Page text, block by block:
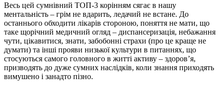
Весь цей сумнівний ТОП-3 корінням сягає в нашу
ментальність – грім не вдарить, ледачий не встане. До
останнього обходити лікарів стороною, поняття не мати, що
таке щорічний медичний огляд – диспансеризація, небажання
чути, цікавитися, знати, забобонні страхи (про це краще не
думати) та інші прояви низької культури в питаннях, що
стосуються самого головного в житті активу – здоров’я,
призводять до дуже сумних наслідків, коли знання приходять
вимушено і занадто пізно.